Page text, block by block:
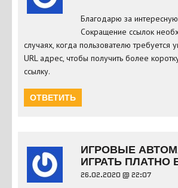
Благодарю за
Сокращение ссылок
случаях, когда пользователю требуется
URL адрес, чтобы получить более
ссылку.
ОТВЕТИТЬ
ИГРОВЫЕ
ИГРАТЬ ПЛАТНО
26.02.2020 @ 22:07